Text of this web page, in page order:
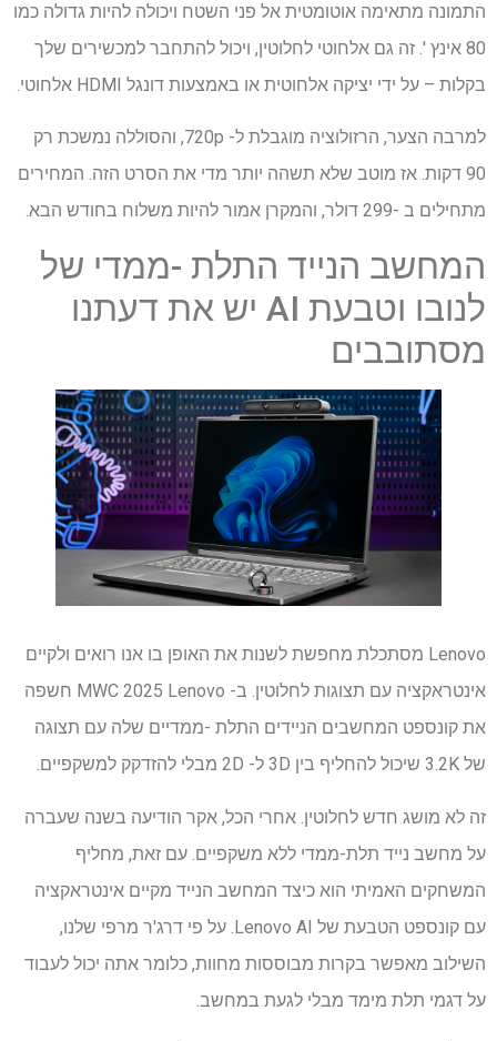
התמונה מתאימה אוטומטית אל פני השטח ויכולה להיות גדולה כמו
80 אינץ '. זה גם אלחוטי לחלוטין, ויכול להתחבר למכשירים שלך
בקלות – על ידי יציקה אלחוטית או באמצעות דונגל HDMI אלחוטי.
למרבה הצער, הרזולוציה מוגבלת ל- 720p, והסוללה נמשכת רק
90 דקות. אז מוטב שלא תשהה יותר מדי את הסרט הזה. המחירים
מתחילים ב -299 דולר, והמקרן אמור להיות משלוח בחודש הבא.
המחשב הנייד התלת -ממדי של
לנובו וטבעת AI יש את דעתנו
מסתובבים
Lenovo מסתכלת מחפשת לשנות את האופן בו אנו רואים ולקיים
אינטראקציה עם תצוגות לחלוטין. ב- MWC 2025 Lenovo חשפה
את קונספט המחשבים הניידים התלת -ממדיים שלה עם תצוגה
של 3.2K שיכול להחליף בין 3D ל- 2D מבלי להזדקק למשקפיים.
זה לא מושג חדש לחלוטין. אחרי הכל, אקר הודיעה בשנה שעברה
על מחשב נייד תלת-ממדי ללא משקפיים. עם זאת, מחליף
המשחקים האמיתי הוא כיצד המחשב הנייד מקיים אינטראקציה
עם קונספט הטבעת של Lenovo AI. על פי דרג'ר מרפי שלנו,
השילוב מאפשר בקרות מבוססות מחוות, כלומר אתה יכול לעבוד
על דגמי תלת מימד מבלי לגעת במחשב.